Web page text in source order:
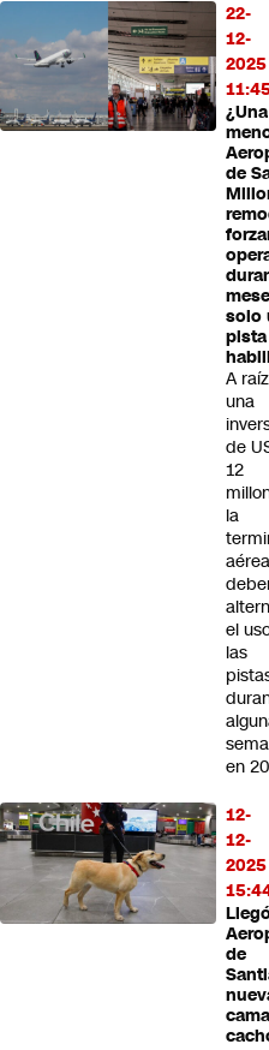
22-
12-
2025
de
solo
pista
A
una
de
12
la
aérea
el
las
en
12-
12-
2025
de